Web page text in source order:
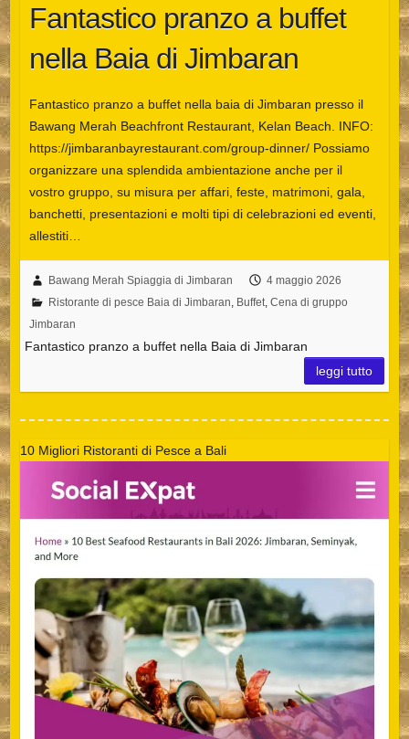
Fantastico pranzo a buffet
nella Baia di Jimbaran
Fantastico pranzo a buffet nella baia di Jimbaran presso il
Bawang Merah Beachfront Restaurant, Kelan Beach. INFO:
https://jimbaranbayrestaurant.com/group-dinner/ Possiamo
organizzare una splendida ambientazione anche per il
vostro gruppo, su misura per affari, feste, matrimoni, gala,
banchetti, presentazioni e molti tipi di celebrazioni ed eventi,
allestiti…
Bawang Merah Spiaggia di Jimbaran
4 maggio 2026
Ristorante di pesce Baia di Jimbaran Buffet, Cena di gruppo
Jimbaran
Fantastico pranzo a buffet nella Baia di Jimbaran
leggi tutto
10 Migliori Ristoranti di Pesce a Bali